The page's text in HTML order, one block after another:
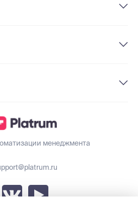
менеджмента